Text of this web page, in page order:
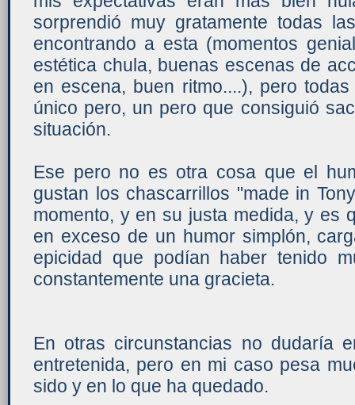
sorprendió muy gratamente todas
encontrando a esta (momentos
estética chula, buenas escenas de
en escena, buen ritmo....), pero
único pero, un pero que consiguió
situación.
Ese pero no es otra cosa que el
gustan los chascarrillos "made in
momento, y en su justa medida, y es
en exceso de un humor simplón,
epicidad que podían haber tenido
constantemente una gracieta.
En otras circunstancias no dudaría
entretenida, pero en mi caso pesa
sido y en lo que ha quedado.